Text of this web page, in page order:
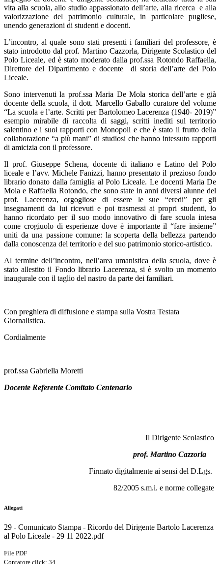
vita alla scuola, allo studio appassionato dell’arte, alla ricerca e alla
valorizzazione del patrimonio culturale, in particolare pugliese,
unendo generazioni di studenti e docenti.
L’incontro, al quale sono stati presenti i familiari del professore, è
stato introdotto dal prof. Martino Cazzorla, Dirigente Scolastico del
Polo Liceale, ed è stato moderato dalla prof.ssa Rotondo Raffaella,
Direttore del Dipartimento e docente di storia dell’arte del Polo
Liceale.
Sono intervenuti la prof.ssa Maria De Mola storica dell’arte e già
docente della scuola, il dott. Marcello Gaballo curatore del volume
“La scuola e l’arte. Scritti per Bartolomeo Lacerenza (1940- 2019)”
esempio mirabile di raccolta di saggi, scritti inediti sul territorio
salentino e i suoi rapporti con Monopoli e che è stato il frutto della
collaborazione “a più mani” di studiosi che hanno intessuto rapporti
di amicizia con il professore.
Il prof. Giuseppe Schena, docente di italiano e Latino del Polo
liceale e l’avv. Michele Fanizzi, hanno presentato il prezioso fondo
librario donato dalla famiglia al Polo Liceale. Le docenti Maria De
Mola e Raffaella Rotondo, che sono state in anni diversi alunne del
prof. Lacerenza, orgogliose di essere le sue “eredi” per gli
insegnamenti da lui ricevuti e poi trasmessi ai propri studenti, lo
hanno ricordato per il suo modo innovativo di fare scuola intesa
come crogiuolo di esperienze dove è importante il “fare insieme”
uniti da una passione comune: la scoperta della bellezza partendo
dalla conoscenza del territorio e del suo patrimonio storico-artistico.
Al termine dell’incontro, nell’area umanistica della scuola, dove è
stato allestito il Fondo librario Lacerenza, si è svolto un momento
inaugurale con il taglio del nastro da parte dei familiari.
Con preghiera di diffusione e stampa sulla Vostra Testata
Giornalistica.
Cordialmente
prof.ssa Gabriella Moretti
Docente Referente Comitato Centenario
Il Dirigente Scolastico
prof. Martino Cazzorla
Firmato digitalmente ai sensi del D.Lgs.
82/2005 s.m.i. e norme collegate
Allegati
29 - Comunicato Stampa - Ricordo del Dirigente Bartolo Lacerenza
al Polo Liceale - 29 11 2022.pdf
File PDF
Contatore click: 34